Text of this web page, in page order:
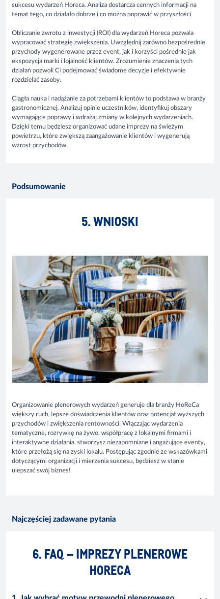
sukcesu wydarzeń Horeca. Analiza dostarcza cennych informacji na
temat tego, co działało dobrze i co można poprawić w przyszłości
Obliczanie zwrotu z inwestycji (ROI) dla wydarzeń Horeca pozwala
wypracować strategię zwiększenia. Uwzględnij zarówno bezpośrednie
przychody wygenerowane przez event, jak i korzyści pośrednie jak
ekspozycja marki i lojalność klientów. Zrozumienie znaczenia tych
działań pozwoli Ci podejmować świadome decyzje i efektywnie
rozdzielać zasoby.
Ciągła nauka i nadążanie za potrzebami klientów to podstawa w branży
gastronomicznej. Analizuj opinie uczestników, identyfikuj obszary
wymagające poprawy i wdrażaj zmiany w kolejnych wydarzeniach.
Dzięki temu będziesz organizować udane imprezy na świeżym
powietrzu, które zwiększą zaangażowanie klientów i wygenerują
wzrost przychodów.
Podsumowanie
5. WNIOSKI
Organizowanie plenerowych wydarzeń generuje dla branży HoReCa
większy ruch, lepsze doświadczenia klientów oraz potencjał wyższych
przychodów i zwiększenia rentowności. Włączając wydarzenia
tematyczne, rozrywkę na żywo, współpracę z lokalnymi firmami i
interaktywne działania, stworzysz niezapomniane i angażujące eventy,
które przełożą się na zyski lokalu. Postępując zgodnie ze wskazówkami
dotyczącymi organizacji i mierzenia sukcesu, będziesz w stanie
ulepszać swój biznes!
Najczęściej zadawane pytania
6. FAQ – IMPREZY PLENEROWE
HORECA